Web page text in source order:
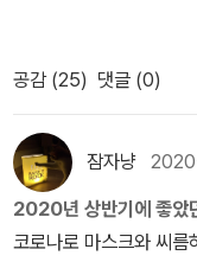
다. “결혼이란 지상에서
는 그런 불가능한 일을
씨가 마음대로 처분할
을 맡길 거예요. <로베
통까지 느낀다. 이는 자
에 대해 새롭게 깨닫게
스레 주부 역할에 대한
만든다. <각성>에는 에
지에서 친구가 된 아델
자녀를 둔 상태에서 넷
서 행복을 느끼고 아내
리뷰를 쓰느라 여성과
라 샌드라 벰의 책에도
실천했다고 한다. 다른 실험적 사례로는 헬린과 스콧 니어링 부부의
'조화로운 삶'도 떠올려
의 '계약결혼'은 또다른
관한 페이퍼를 적으며
드, <위대한 개츠비> 4
_ 헤밍웨이, <노인과 바다
공감 (25) 댓글 (0)
잠자냥
2020년 상반기에 좋았
코로나로 마스크와 씨